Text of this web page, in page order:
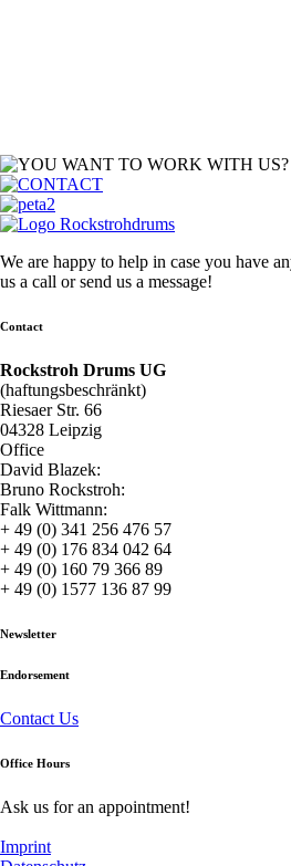
We are happy to help in case you have
us a call or send us a message!
Contact
Rockstroh Drums UG
(haftungsbeschränkt)
Riesaer Str. 66
04328 Leipzig
Office
David Blazek:
Bruno Rockstroh:
Falk Wittmann:
+ 49 (0) 341 256 476 57
+ 49 (0) 176 834 042 64
+ 49 (0) 160 79 366 89
+ 49 (0) 1577 136 87 99
Newsletter
Endorsement
Contact Us
Office Hours
Ask us for an appointment!
Imprint